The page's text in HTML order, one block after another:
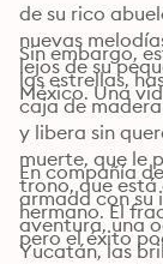
de su rico
nuevas
lejos de su
México. Una
Sin embargo,
las estrellas,
caja de
y libera sin
muerte, que le
trono, que está
hermano. El
pero el éxito
En compañía
armada con su
aventura, una
Yucatán, las